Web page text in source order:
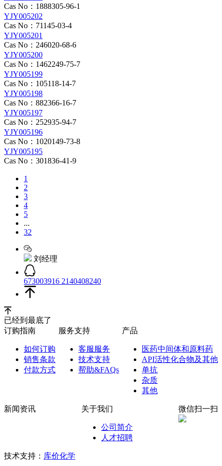
Cas No：1888305-96-1
YJY005202
Cas No：71145-03-4
YJY005201
Cas No：246020-68-6
YJY005200
Cas No：1462249-75-7
YJY005199
Cas No：105118-14-7
YJY005198
Cas No：882366-16-7
YJY005197
Cas No：252935-94-7
YJY005196
Cas No：1020149-73-8
YJY005195
Cas No：301836-41-9
1
2
3
4
5
...
32
刘经理
673003916 2140408240
已经到最底了
订购指南
如何订购
销售条款
付款方式
服务支持
客服服务
技术支持
帮助&FAQs
产品
医药中间体和原料药
API活性化合物及其他
单抗
杂质
其他
新闻资讯 关于我们
公司简介
人才招聘
微信扫一扫
技术支持： 库价化学